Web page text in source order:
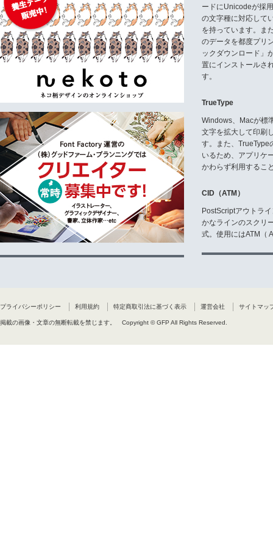
ードにUnicodeが採
の文字種に対応して
を持っています。ま
のデータを都度プリ
ックダウンロード」
置にインストールさ
す。
TrueType
Windows、Macが標
文字を拡大して印刷
す。また、TrueType
いるため、アプリケ
かわらず利用するこ
CID（ATM）
PostScriptアウトラ
かなラインのスクリ
式。使用にはATM（
プライバシーポリシー 利用規約 特定商取引法に基づく表示 運営会社 サイトマッ
掲載の画像・文章の無断転載を禁じます。 Copyright © GFP All Rights Reserved.